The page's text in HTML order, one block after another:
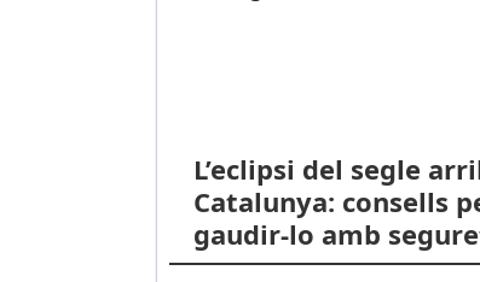
L’eclipsi del segle
Catalunya: consells
gaudir-lo amb